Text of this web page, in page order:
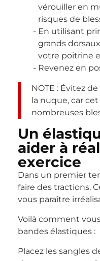
vérouiller en
risques de
En utilisant
grands
votre poitrine
Revenez en
NOTE : Évitez
la nuque, car
nombreuses
Un
aider à
exercice
Dans un premier
faire des tractions.
vous paraître
Voilà comment
bandes élastiques :
Placez les sangles